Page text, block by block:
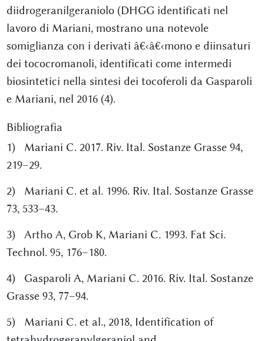
diidrogeranilgeraniolo (DHGG identificati nel
lavoro di Mariani, mostrano una notevole
somiglianza con i derivati â€‹â€‹mono e diinsaturi
dei tococromanoli, identificati come intermedi
biosintetici nella sintesi dei tocoferoli da Gasparoli
e Mariani, nel 2016 (4).
Bibliografia
1) Mariani C. 2017. Riv. Ital. Sostanze Grasse 94,
219–29.
2) Mariani C. et al. 1996. Riv. Ital. Sostanze Grasse
73, 533–43.
3) Artho A, Grob K, Mariani C. 1993. Fat Sci.
Technol. 95, 176–180.
4) Gasparoli A, Mariani C. 2016. Riv. Ital. Sostanze
Grasse 93, 77–94.
5) Mariani C. et al., 2018, Identification of